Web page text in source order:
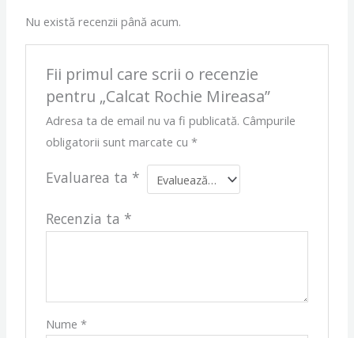
Nu există recenzii până acum.
Fii primul care scrii o recenzie
pentru „Calcat Rochie Mireasa”
Adresa ta de email nu va fi publicată. Câmpurile
obligatorii sunt marcate cu *
Evaluarea ta *
Recenzia ta *
Nume *